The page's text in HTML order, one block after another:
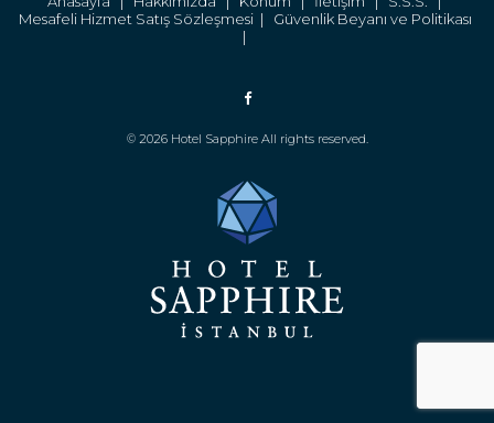
Mesafeli Hizmet Satış Sözleşmesi | Güvenlik Beyanı ve Politikası
|
© 2026 Hotel Sapphire All rights reserved.